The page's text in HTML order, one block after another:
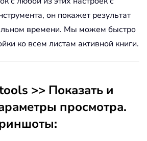
он покажет результат
времени. Мы можем быстро
ко всем листам активной книги.
>> Показать и
просмотра.